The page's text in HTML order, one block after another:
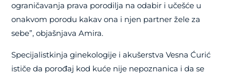
ograničavanja prava porodilja na odabir i učešće u
onakvom porodu kakav ona i njen partner žele za
sebe”, objašnjava Amira.
Specijalistkinja ginekologije i akušerstva Vesna Ćurić
ističe da porođaj kod kuće nije nepoznanica i da se